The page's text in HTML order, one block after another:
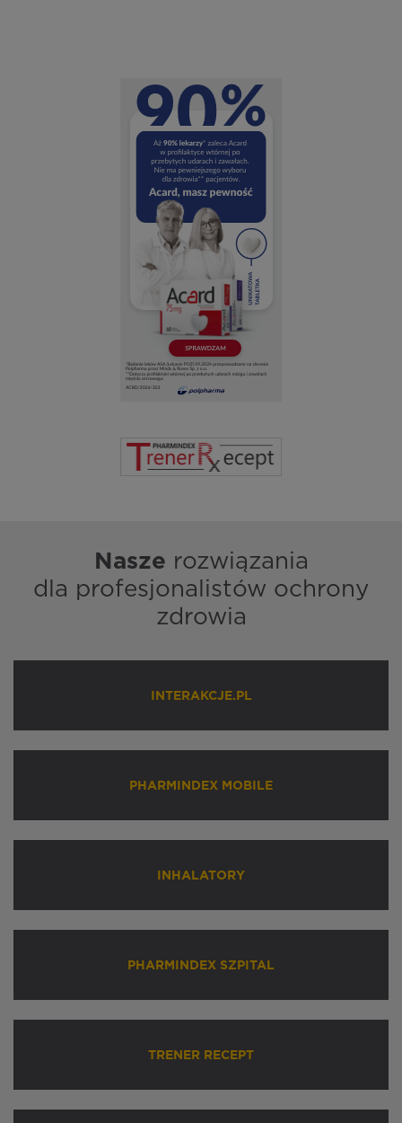
Nasze rozwiązania
dla profesjonalistów ochrony
zdrowia
INTERAKCJE.PL
PHARMINDEX MOBILE
INHALATORY
PHARMINDEX SZPITAL
TRENER RECEPT